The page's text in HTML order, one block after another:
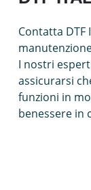
Contatta DTF
I nostri
assicurarsi
funzioni in
benessere in